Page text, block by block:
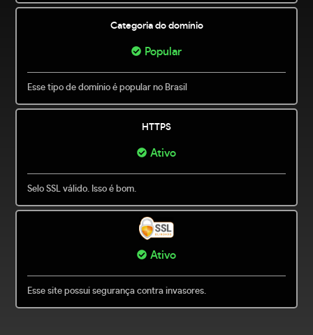
Categoria do domínio
Popular
Esse tipo de domínio é popular no Brasil
HTTPS
Ativo
Selo SSL válido. Isso é bom.
Ativo
Esse site possui segurança contra invasores.